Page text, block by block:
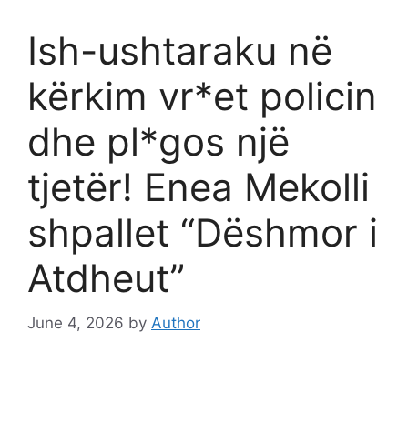
Ish-ushtaraku në
kërkim vr*et policin
dhe pl*gos një
tjetër! Enea Mekolli
shpallet “Dëshmor i
Atdheut”
June 4, 2026 by Author